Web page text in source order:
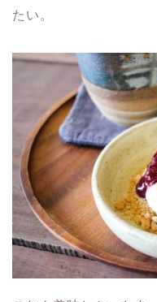
たい。